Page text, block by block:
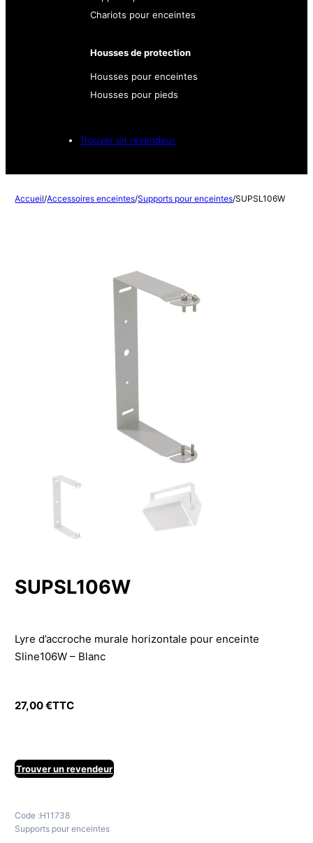
Chariots pour enceintes
Housses de protection
Housses pour enceintes
Housses pour pieds
Trouver un revendeur
Accueil/Accessoires enceintes/Supports pour enceintes/SUPSL106W
SUPSL106W
Lyre d’accroche murale horizontale pour enceinte
Sline106W – Blanc
27,00€TTC
Trouver un revendeur
Code :H11738
Supports pour enceintes